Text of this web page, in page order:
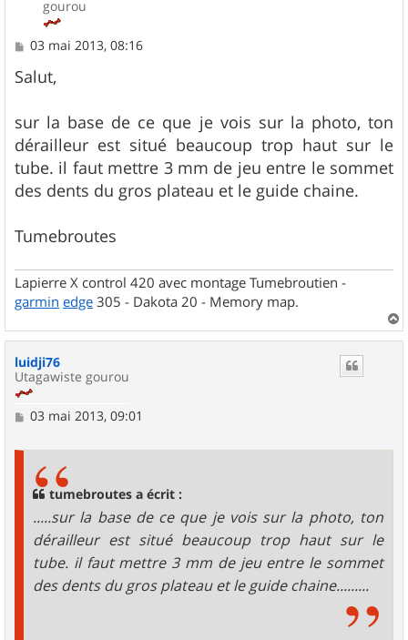
gourou
M
s
s
g
e
03 mai 2013, 08:16
Salut,
sur la base de ce que je vois sur la photo, ton
dérailleur est situé beaucoup trop haut sur le
tube. il faut mettre 3 mm de jeu entre le sommet
des dents du gros plateau et le guide chaine.
Tumebroutes
Lapierre X control 420 avec montage Tumebroutien -
garmin edge 305 - Dakota 20 - Memory map.
a
luidji76
Utagawiste gourou
M
03 mai 2013, 09:01
tumebroutes a écrit :
.....sur la base de ce que je vois sur la photo, ton
dérailleur est situé beaucoup trop haut sur le
tube. il faut mettre 3 mm de jeu entre le sommet
des dents du gros plateau et le guide chaine.........